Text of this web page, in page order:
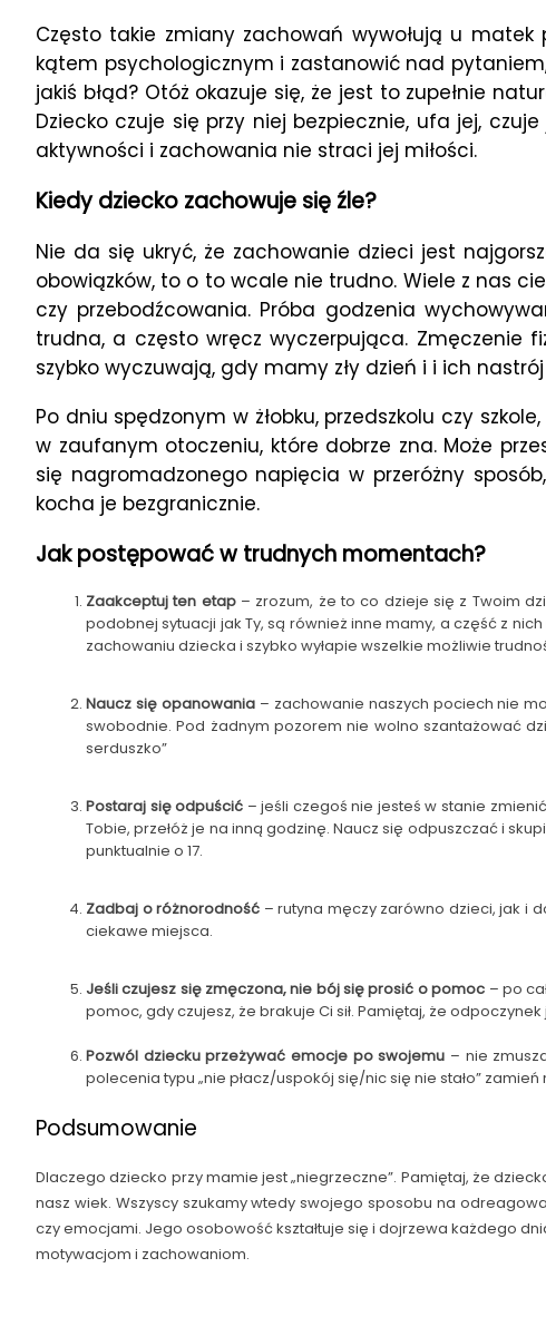
Często takie zmiany zachowań wywołują u
kątem psychologicznym i zastanowić nad
jakiś błąd? Otóż okazuje się, że jest to zupełnie
Dziecko czuje się przy niej bezpiecznie, ufa jej,
aktywności i zachowania nie straci jej miłości.
Kiedy dziecko zachowuje się źle?
Nie da się ukryć, że zachowanie dzieci jest
obowiązków, to o to wcale nie trudno. Wiele z nas
czy przebodźcowania. Próba godzenia
trudna, a często wręcz wyczerpująca. Zmęczenie
szybko wyczuwają, gdy mamy zły dzień i i ich
Po dniu spędzonym w żłobku, przedszkolu czy
w zaufanym otoczeniu, które dobrze zna. Może
się nagromadzonego napięcia w przeróżny
kocha je bezgranicznie.
Jak postępować w trudnych momentach?
Zaakceptuj ten etap – zrozum, że to co dzieje się z Twoim
podobnej sytuacji jak Ty, są również inne mamy, a część z
zachowaniu dziecka i szybko wyłapie wszelkie możliwie
Naucz się opanowania– zachowanie naszych pociech nie
swobodnie. Pod żadnym pozorem nie wolno szantażować
serduszko”
Postaraj się odpuścić – jeśli czegoś nie jesteś w stanie
Tobie, przełóż je na inną godzinę. Naucz się odpuszczać i
punktualnie o 17.
Zadbaj o różnorodność – rutyna męczy zarówno dzieci, jak i
ciekawe miejsca.
Jeśli czujesz się zmęczona, nie bój się prosić o pomoc – po
pomoc, gdy czujesz, że brakuje Ci sił. Pamiętaj, że
Pozwól dziecku przeżywać emocje po swojemu – nie
polecenia typu „nie płacz/uspokój się/nic się nie stało”
Podsumowanie
Dlaczego dziecko przy mamie jest „niegrzeczne”. Pamiętaj, że
nasz wiek. Wszyscy szukamy wtedy swojego sposobu na
czy emocjami. Jego osobowość kształtuje się i dojrzewa każdego
motywacjom i zachowaniom.